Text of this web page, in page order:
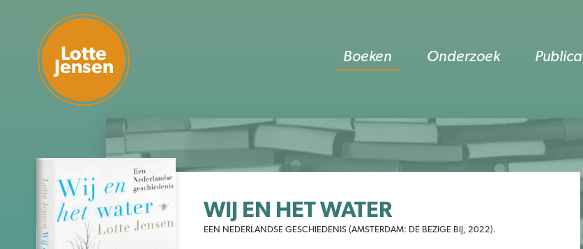
Lotte
Jensen Boeken Onderzoek
WIJ EN HET WATER
EEN NEDERLANDSE GESCHIEDENIS (AMSTERDAM: DE BEZIGE BIJ, 2022).